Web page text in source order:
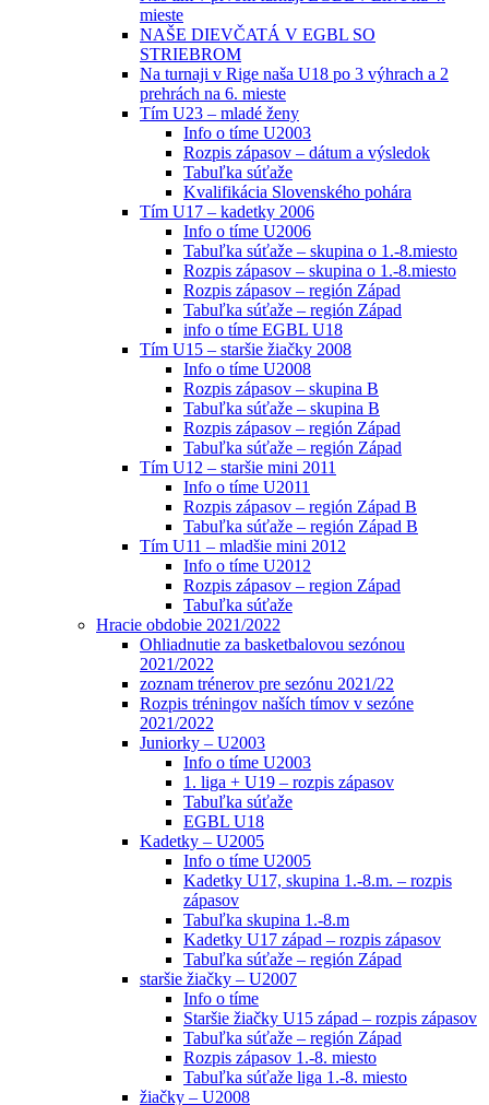
mieste
NAŠE DIEVČATÁ V EGBL SO
STRIEBROM
Na turnaji v Rige naša U18 po 3 výhrach a 2
prehrách na 6. mieste
Tím U23 – mladé ženy
Info o tíme U2003
Rozpis zápasov – dátum a výsledok
Tabuľka súťaže
Kvalifikácia Slovenského pohára
Tím U17 – kadetky 2006
Info o tíme U2006
Tabuľka súťaže – skupina o 1.-8.miesto
Rozpis zápasov – skupina o 1.-8.miesto
Rozpis zápasov – región Západ
Tabuľka súťaže – región Západ
info o tíme EGBL U18
Tím U15 – staršie žiačky 2008
Info o tíme U2008
Rozpis zápasov – skupina B
Tabuľka súťaže – skupina B
Rozpis zápasov – región Západ
Tabuľka súťaže – región Západ
Tím U12 – staršie mini 2011
Info o tíme U2011
Rozpis zápasov – región Západ B
Tabuľka súťaže – región Západ B
Tím U11 – mladšie mini 2012
Info o tíme U2012
Rozpis zápasov – region Západ
Tabuľka súťaže
Hracie obdobie 2021/2022
Ohliadnutie za basketbalovou sezónou
2021/2022
zoznam trénerov pre sezónu 2021/22
Rozpis tréningov naších tímov v sezóne
2021/2022
Juniorky – U2003
Info o tíme U2003
1. liga + U19 – rozpis zápasov
Tabuľka súťaže
EGBL U18
Kadetky – U2005
Info o tíme U2005
Kadetky U17, skupina 1.-8.m. – rozpis
zápasov
Tabuľka skupina 1.-8.m
Kadetky U17 západ – rozpis zápasov
Tabuľka súťaže – región Západ
staršie žiačky – U2007
Info o tíme
Staršie žiačky U15 západ – rozpis zápasov
Tabuľka súťaže – región Západ
Rozpis zápasov 1.-8. miesto
Tabuľka súťaže liga 1.-8. miesto
žiačky – U2008